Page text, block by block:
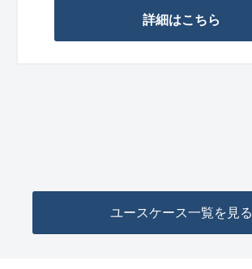
詳細はこちら
ユースケース一覧を見る